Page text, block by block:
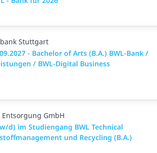
Stuttgart
- Bachelor of Arts (B.A.) BWL-Bank /
/ BWL-Digital Business
Entsorgung GmbH
d) im Studiengang BWL Technical
und Recycling (B.A.)